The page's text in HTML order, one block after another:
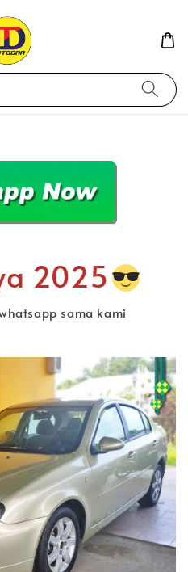
2025
sama kami